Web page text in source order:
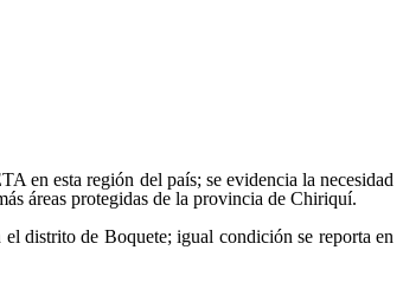
en esta región del país; se evidencia la necesidad
áreas protegidas de la provincia de Chiriquí.
distrito de Boquete; igual condición se reporta en